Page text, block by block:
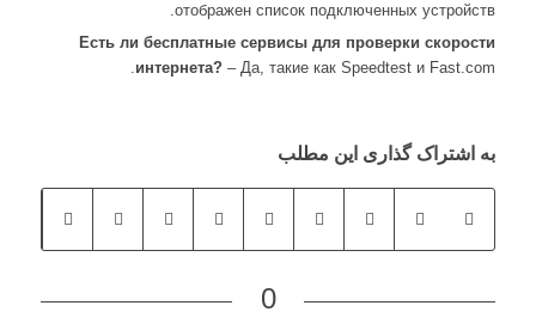
отображен список подключенных устройств.
Есть ли бесплатные сервисы для проверки скорости
интернета? – Да, такие как Speedtest и Fast.com.
به اشتراک گذاری این مطلب
0